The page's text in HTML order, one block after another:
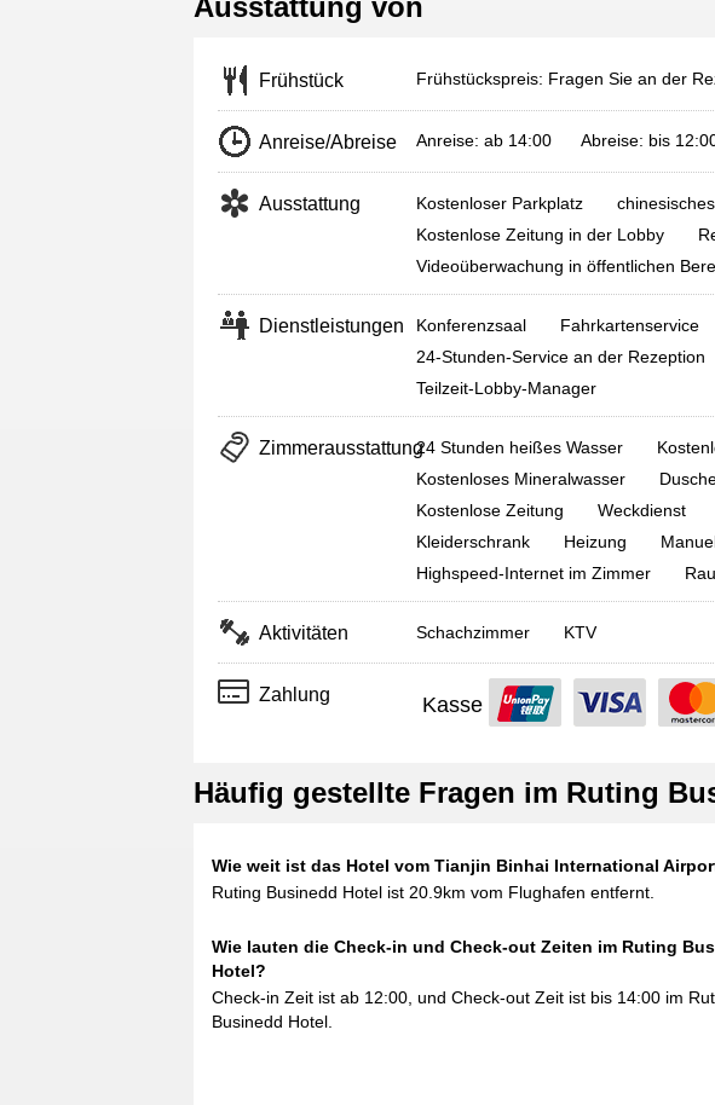
Ausstattung von
Frühstück Frühstückspreis: Fragen Sie an der
Anreise/Abreise Anreise: ab 14:00 Abreise: bis
Ausstattung Kostenloser Parkplatz
Kostenlose Zeitung in der Lobby
Videoüberwachung in öffentlichen
Dienstleistungen Konferenzsaal Fahrkartenservice
24-Stunden-Service an der Rezeption
Teilzeit-Lobby-Manager
Zimmerausstattung24 Stunden heißes Wasser
Kostenloses Mineralwasser
Kostenlose Zeitung
Weckdienst
Kleiderschrank
Heizung
Highspeed-Internet im Zimmer
Aktivitäten Schachzimmer KTV
Zahlung Kasse
Häufig gestellte Fragen im Ruting
Wie weit ist das Hotel vom Tianjin Binhai International
Ruting Businedd Hotel ist 20.9km vom Flughafen entfernt.
Wie lauten die Check-in und Check-out Zeiten im Ruting
Hotel?
Check-in Zeit ist ab 12:00, und Check-out Zeit ist bis 14:00 im
Businedd Hotel.